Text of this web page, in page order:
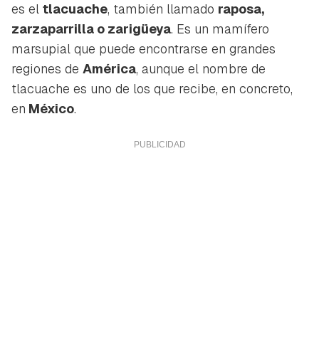
es el tlacuache, también llamado raposa,
zarzaparrilla o zarigüeya. Es un mamífero
marsupial que puede encontrarse en grandes
regiones de América, aunque el nombre de
tlacuache es uno de los que recibe, en concreto,
en México.